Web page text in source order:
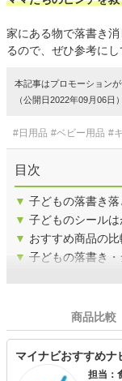
家にある物で落書き
るので、ぜひ参考にし
本記事はプロモーション
（公開日2022年09月06日）
#日用品 #ベビー用品 #
目次
▼ 子どもの落書き
▼ 子どものシール
▼ おすすめ商品の
▼ 子どもの落書き
商品比較
マイナビおすすめナ
担当：